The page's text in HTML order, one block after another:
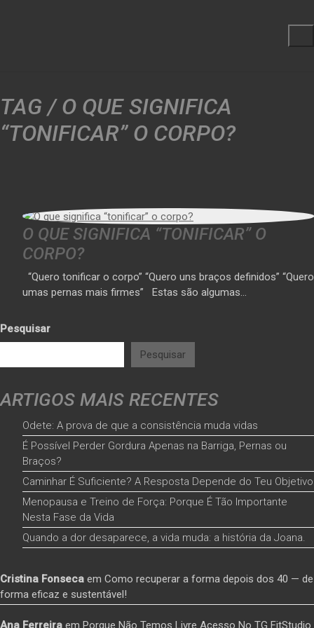
TAG /O QUE SIGNIFICA
“TONIFICAR” O CORPO?
O QUE SIGNIFICA “TONIFICAR” O
CORPO?
“Quero tonificar o corpo” “Quero uns braços definidos” “Quero
umas pernas mais firmes” Estas são algumas…
Pesquisar
Pesquisar
ARTIGOS MAIS RECENTES
Odete: A prova de que a consistência muda vidas
É Possível Perder Gordura Apenas na Barriga, Pernas ou
Braços?
Caminhar É Suficiente? A Resposta Depende do Teu Objetivo
Menopausa e Treino de Força: Porque É Tão Importante
Nesta Fase da Vida
Quando a dor desaparece, a vida muda: a história da Joana.
Cristina Fonseca em Como recuperar a forma depois dos 40 — de
forma eficaz e sustentável!
Ana Ferreira em Porque Não Temos Livre Acesso No TG FitStudio